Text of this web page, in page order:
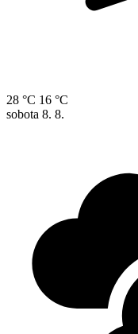
28 °C 16 °C
sobota 8. 8.